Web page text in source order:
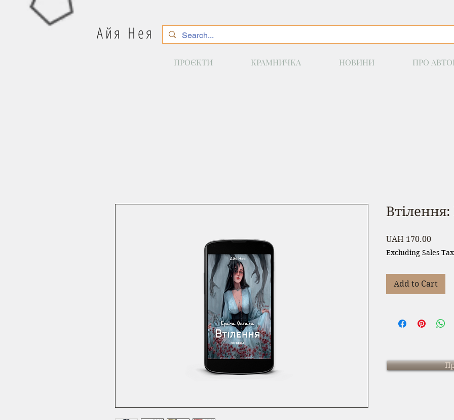
Айя Нея
ПРОЄКТИ КРАМНИЧКА НОВИНИ ПРО
UAH 170.00Price
Excluding Sales Tax
Add to Cart